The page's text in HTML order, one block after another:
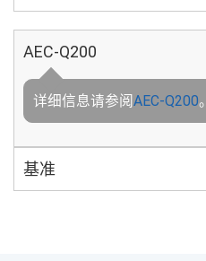
AEC-Q200
详细信息请参阅AEC-Q200。
基准